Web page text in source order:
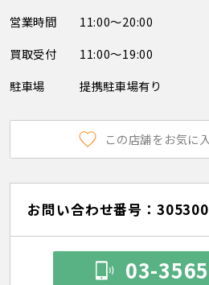
営業時間
11:00～20:00
買取受付
11:00～19:00
駐車場
提携駐車場有り
この店舗をお気に
お問い合わせ番号：
03-